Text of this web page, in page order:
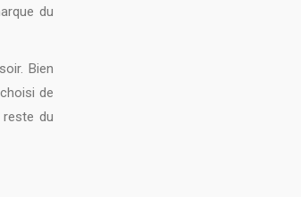
du
Bien
de
du